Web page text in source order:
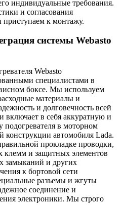
индивидуальные требования.
и согласования
к монтажу.
системы Webasto
Webasto
специалистами в
боксе. Мы используем
материалы и
и долговечность всей
включает в себя аккуратную и
подогревателя в моторном
конструкции автомобиля Lada.
прокладке проводки,
клемм и защитных элементов
замыканий и других
к бортовой сети
разъемы и жгуты
соединение и
электроники. Мы строго